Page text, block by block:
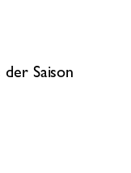
Saison